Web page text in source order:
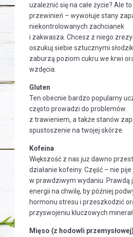
uzależnić się na całe życie? Ale
przewinień – wywołuje stany
niekontrolowanych zachcianek
i zakwasza. Chcesz z niego
oszukuj siebie sztucznymi
zaburzą poziom cukru we krwi
wzdęcia.
Gluten
Ten obecnie bardzo popularny
często prowadzi do problemów
z trawieniem, a także stanów
spustoszenie na twojej skórze.
Kofeina
Większość z nas już dawno
działanie kofeiny. Część – nie pije
w prawdziwym wydaniu. Prawdą
energii na chwilę, by później
hormonu stresu i przeszkodzić
przyswojeniu kluczowych
Mięso (z hodowli przemysłowej)